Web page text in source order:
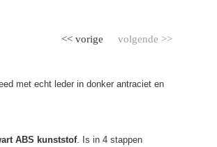
volgende >>
<< vorige
met echt leder in donker antraciet en
ABS kunststof. Is in 4 stappen